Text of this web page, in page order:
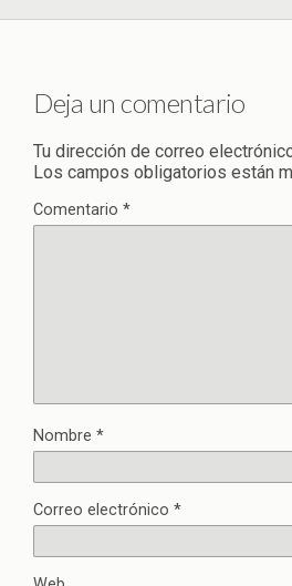
Deja un comentario
Tu dirección de correo
Los campos obligatorios están
Comentario *
Nombre *
Correo electrónico *